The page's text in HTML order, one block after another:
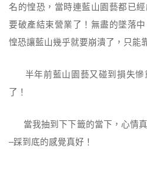
名的惶恐，當時連藍山園藝都已
要破產結束營業了！無盡的墜落
惶恐讓藍山幾乎就要崩潰了，只能
半年前藍山園藝又碰到損失慘
了！
當我抽到下下籤的當下，心情
–踩到底的感覺真好！